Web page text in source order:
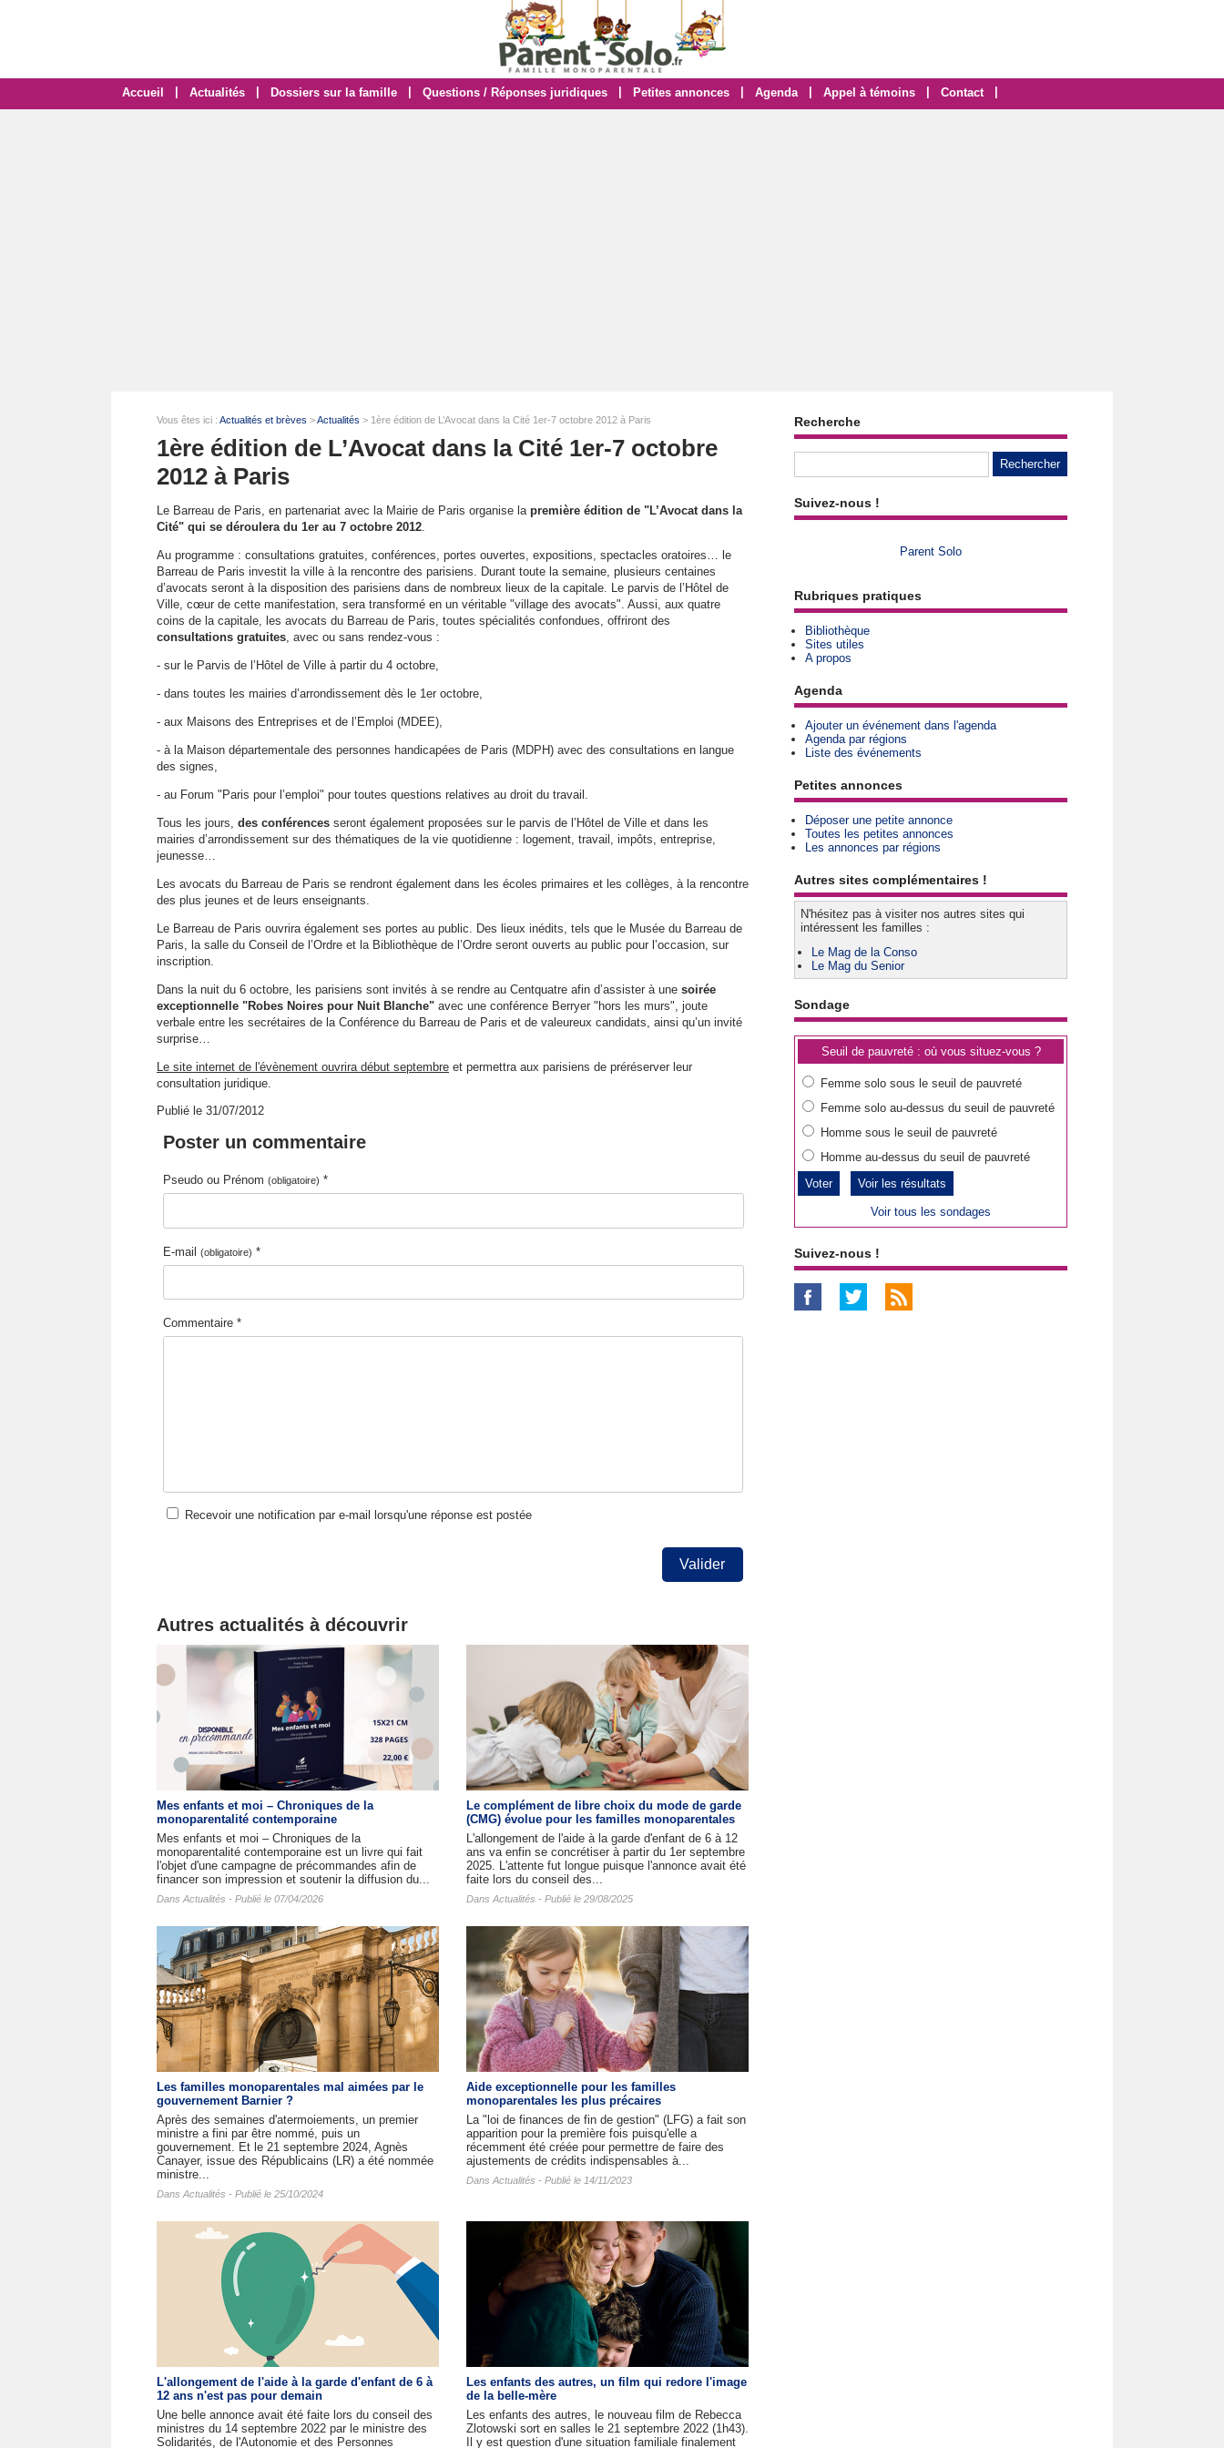
Accueil Actualités Dossiers sur la famille Questions / Réponses juridiques Petites annonces Agenda Appel à témoins Contact
Vous êtes ici : Actualités et brèves >Actualités > 1ère édition de L’Avocat dans la Cité 1er-7 octobre 2012 à Paris
1ère édition de L’Avocat dans la Cité 1er-7 octobre
2012 à Paris
Le Barreau de Paris, en partenariat avec la Mairie de Paris organise la première édition de "L’Avocat dans la
Cité" qui se déroulera du 1er au 7 octobre 2012.
Au programme : consultations gratuites, conférences, portes ouvertes, expositions, spectacles oratoires… le
Barreau de Paris investit la ville à la rencontre des parisiens. Durant toute la semaine, plusieurs centaines
d’avocats seront à la disposition des parisiens dans de nombreux lieux de la capitale. Le parvis de l’Hôtel de
Ville, cœur de cette manifestation, sera transformé en un véritable "village des avocats". Aussi, aux quatre
coins de la capitale, les avocats du Barreau de Paris, toutes spécialités confondues, offriront des
consultations gratuites, avec ou sans rendez-vous :
- sur le Parvis de l’Hôtel de Ville à partir du 4 octobre,
- dans toutes les mairies d’arrondissement dès le 1er octobre,
- aux Maisons des Entreprises et de l’Emploi (MDEE),
- à la Maison départementale des personnes handicapées de Paris (MDPH) avec des consultations en langue
des signes,
- au Forum "Paris pour l’emploi" pour toutes questions relatives au droit du travail.
Tous les jours, des conférences seront également proposées sur le parvis de l’Hôtel de Ville et dans les
mairies d’arrondissement sur des thématiques de la vie quotidienne : logement, travail, impôts, entreprise,
jeunesse…
Les avocats du Barreau de Paris se rendront également dans les écoles primaires et les collèges, à la rencontre
des plus jeunes et de leurs enseignants.
Le Barreau de Paris ouvrira également ses portes au public. Des lieux inédits, tels que le Musée du Barreau de
Paris, la salle du Conseil de l’Ordre et la Bibliothèque de l’Ordre seront ouverts au public pour l’occasion, sur
inscription.
Dans la nuit du 6 octobre, les parisiens sont invités à se rendre au Centquatre afin d’assister à une soirée
exceptionnelle "Robes Noires pour Nuit Blanche" avec une conférence Berryer "hors les murs", joute
verbale entre les secrétaires de la Conférence du Barreau de Paris et de valeureux candidats, ainsi qu’un invité
surprise…
Le site internet de l'évènement ouvrira début septembre et permettra aux parisiens de préréserver leur
consultation juridique.
Publié le 31/07/2012
Poster un commentaire
Pseudo ou Prénom (obligatoire) *
E-mail (obligatoire) *
Commentaire *
Recevoir une notification par e-mail lorsqu'une réponse est postée
Valider
Autres actualités à découvrir
Mes enfants et moi – Chroniques de la
monoparentalité contemporaine
Mes enfants et moi – Chroniques de la
monoparentalité contemporaine est un livre qui fait
l'objet d'une campagne de précommandes afin de
financer son impression et soutenir la diffusion du...
Dans Actualités - Publié le 07/04/2026
Le complément de libre choix du mode de garde
(CMG) évolue pour les familles monoparentales
L'allongement de l'aide à la garde d'enfant de 6 à 12
ans va enfin se concrétiser à partir du 1er septembre
2025. L'attente fut longue puisque l'annonce avait été
faite lors du conseil des...
Dans Actualités - Publié le 29/08/2025
Les familles monoparentales mal aimées par le
gouvernement Barnier ?
Après des semaines d'atermoiements, un premier
ministre a fini par être nommé, puis un
gouvernement. Et le 21 septembre 2024, Agnès
Canayer, issue des Républicains (LR) a été nommée
ministre...
Dans Actualités - Publié le 25/10/2024
Aide exceptionnelle pour les familles
monoparentales les plus précaires
La "loi de finances de fin de gestion" (LFG) a fait son
apparition pour la première fois puisqu'elle a
récemment été créée pour permettre de faire des
ajustements de crédits indispensables à...
Dans Actualités - Publié le 14/11/2023
L'allongement de l'aide à la garde d'enfant de 6 à
12 ans n'est pas pour demain
Une belle annonce avait été faite lors du conseil des
ministres du 14 septembre 2022 par le ministre des
Solidarités, de l'Autonomie et des Personnes
Les enfants des autres​, un film qui redore l'image
de la belle-mère
Les enfants des autres, le nouveau film de Rebecca
Zlotowski sort en salles le 21 septembre 2022 (1h43).
Il y est question d'une situation familiale finalement
Recherche
Suivez-nous !
Parent Solo
Rubriques pratiques
Bibliothèque
Sites utiles
A propos
Agenda
Ajouter un événement dans l'agenda
Agenda par régions
Liste des événements
Petites annonces
Déposer une petite annonce
Toutes les petites annonces
Les annonces par régions
Autres sites complémentaires !
N'hésitez pas à visiter nos autres sites qui
intéressent les familles :
Le Mag de la Conso
Le Mag du Senior
Sondage
Seuil de pauvreté : où vous situez-vous ?
Femme solo sous le seuil de pauvreté
Femme solo au-dessus du seuil de pauvreté
Homme sous le seuil de pauvreté
Homme au-dessus du seuil de pauvreté
Voir les résultats
Voir tous les sondages
Suivez-nous !